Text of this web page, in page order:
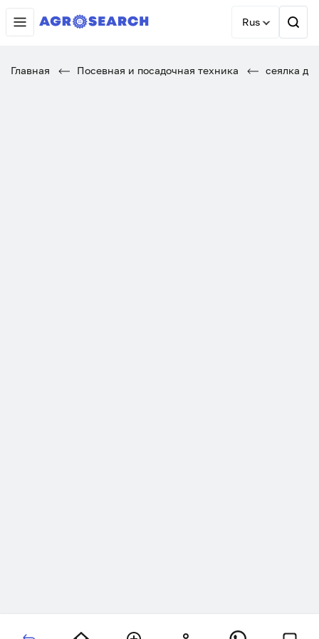
Rus
Главная Посевная и посадочная техника сеялка